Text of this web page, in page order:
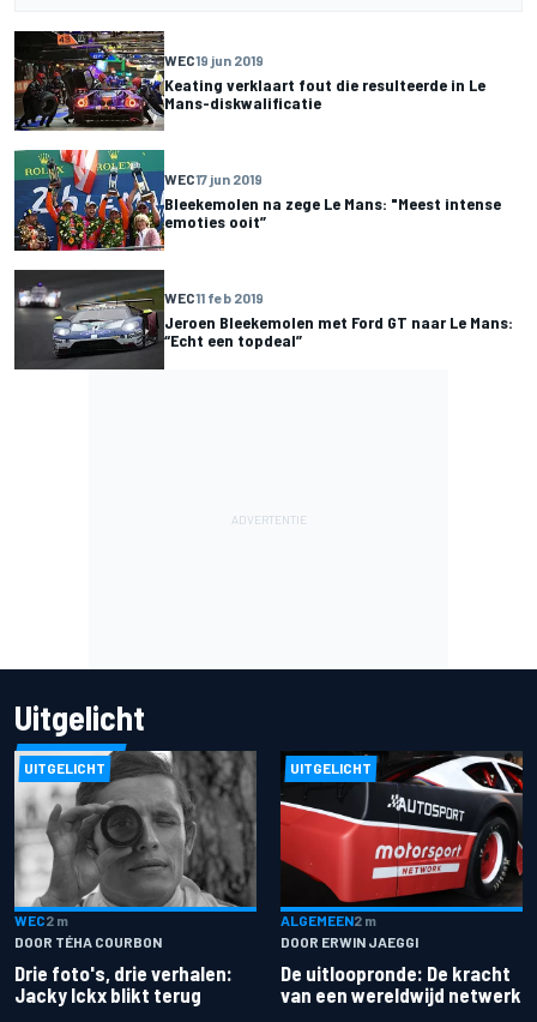
WEC19 jun 2019
Keating verklaart fout die resulteerde in Le
Mans-diskwalificatie
WEC17 jun 2019
Bleekemolen na zege Le Mans: "Meest intense
emoties ooit”
WEC11 feb 2019
Jeroen Bleekemolen met Ford GT naar Le Mans:
“Echt een topdeal”
Uitgelicht
UITGELICHT
WEC2 m
DOOR TÉHA COURBON
Drie foto's, drie verhalen:
Jacky Ickx blikt terug
UITGELICHT
ALGEMEEN2 m
DOOR ERWIN JAEGGI
De uitloopronde: De kracht
van een wereldwijd netwerk